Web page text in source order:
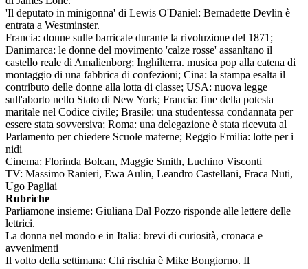
'Il deputato in minigonna' di Lewis O'Daniel: Bernadette Devlin è
entrata a Westminster.
Francia: donne sulle barricate durante la rivoluzione del 1871;
Danimarca: le donne del movimento 'calze rosse' assanltano il
castello reale di Amalienborg; Inghilterra. musica pop alla catena di
montaggio di una fabbrica di confezioni; Cina: la stampa esalta il
contributo delle donne alla lotta di classe; USA: nuova legge
sull'aborto nello Stato di New York; Francia: fine della potesta
maritale nel Codice civile; Brasile: una studentessa condannata per
essere stata sovversiva; Roma: una delegazione è stata ricevuta al
Parlamento per chiedere Scuole materne; Reggio Emilia: lotte per i
nidi
Cinema: Florinda Bolcan, Maggie Smith, Luchino Visconti
TV: Massimo Ranieri, Ewa Aulin, Leandro Castellani, Fraca Nuti,
Ugo Pagliai
Rubriche
Parliamone insieme: Giuliana Dal Pozzo risponde alle lettere delle
lettrici.
La donna nel mondo e in Italia: brevi di curiosità, cronaca e
avvenimenti
Il volto della settimana: Chi rischia è Mike Bongiorno. Il